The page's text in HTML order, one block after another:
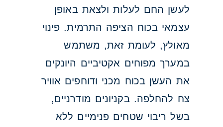
לעשן החם לעלות ולצאת באופן
עצמאי בכוח הציפה התרמית. פינוי
מאולץ, לעומת זאת, משתמש
במערך מפוחים אקטיביים היונקים
את העשן בכוח מכני ודוחפים אוויר
צח להחלפה. בקניונים מודרניים,
בשל ריבוי שטחים פנימיים ללא